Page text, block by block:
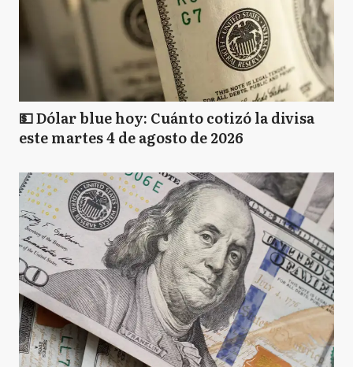
💵 Dólar blue hoy: Cuánto cotizó la divisa
este martes 4 de agosto de 2026